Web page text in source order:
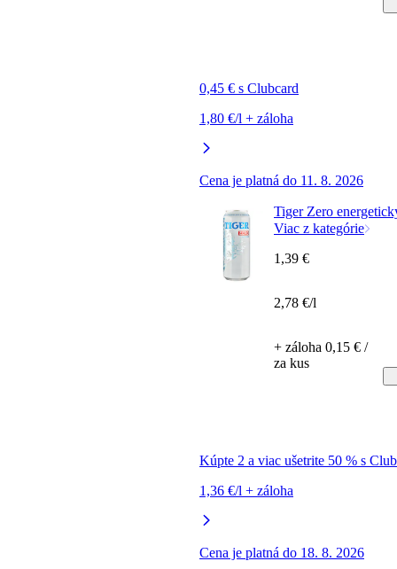
0,45 € s Clubcard
1,80 €/l + záloha
Cena je platná do 11. 8. 2026
Tiger Zero
Viac z kategórie
Kúpte 2 a viac ušetrite 50 % s
1,36 €/l + záloha
Cena je platná do 18. 8. 2026
1,39 €
2,78 €/l
+ záloha 0,15 € /
za kus